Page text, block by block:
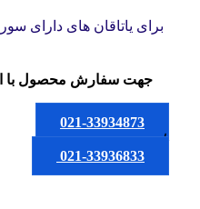
جهت سفارش محصول
021-33934873
یا
021-33936833